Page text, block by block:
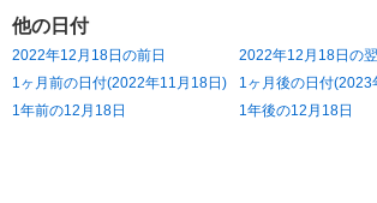
他の日付
2022年12月18日の前日
2022年12月18日の
1ヶ月前の日付(2022年11月18日)
1ヶ月後の日付(2023
1年前の12月18日
1年後の12月18日